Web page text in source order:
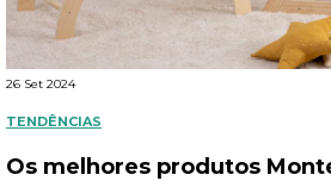
26 Set 2024
TENDÊNCIAS
Os melhores produtos